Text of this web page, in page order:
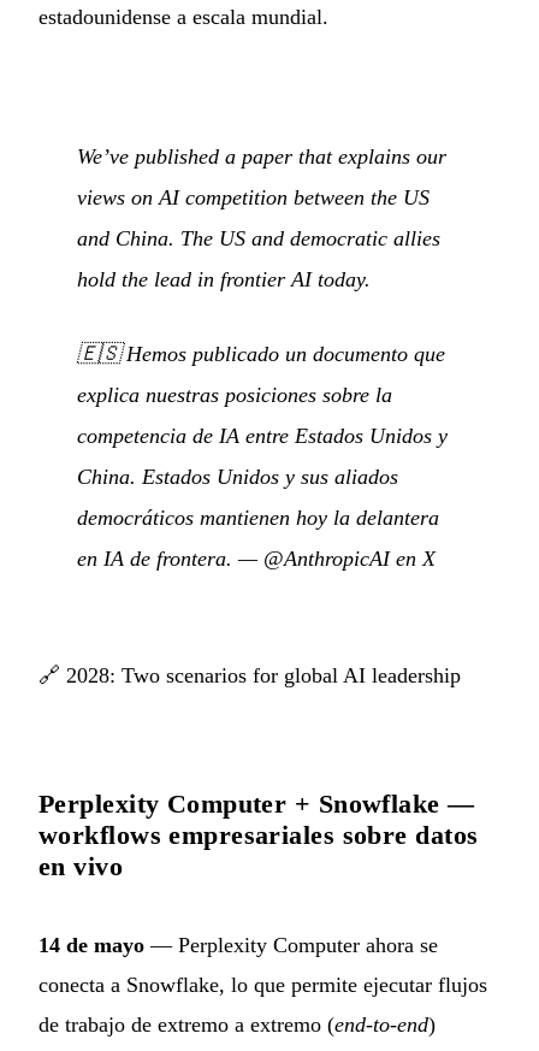
estadounidense a escala mundial.
We’ve published a paper that explains our
views on AI competition between the US
and China. The US and democratic allies
hold the lead in frontier AI today.
🇪🇸Hemos publicado un documento que
explica nuestras posiciones sobre la
competencia de IA entre Estados Unidos y
China. Estados Unidos y sus aliados
democráticos mantienen hoy la delantera
en IA de frontera. — @AnthropicAI en X
🔗 2028: Two scenarios for global AI leadership
Perplexity Computer + Snowflake —
workflows empresariales sobre datos
en vivo
14 de mayo — Perplexity Computer ahora se
conecta a Snowflake, lo que permite ejecutar flujos
de trabajo de extremo a extremo (end-to-end)